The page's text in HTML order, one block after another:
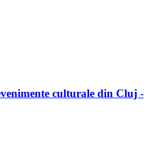
culturale din Cluj -